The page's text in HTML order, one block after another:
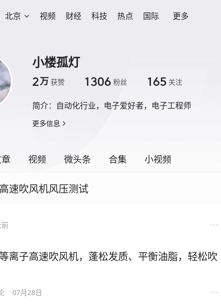
北京 视频 财经 科技 热点 国际 更多
小楼孤灯
2万 获赞 1306 粉丝 165 关注
简介： 自动化行业，电子爱好者，电子工程师
更多信息
视频 微头条 合集 小视频
速吹风机风压测试
离子高速吹风机，蓬松发质、平衡油脂，轻松吹
07月28日